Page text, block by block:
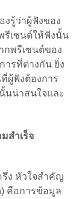
รู้ว่าผู้ฟังของ
เซนต์ให้ฟังนั้น
กพรีเซนต์ของ
รที่ต่างกัน ยิ่ง
ผู้ฟังต้องการ
นน่าสนใจและ
สำเร็จ
ง หัวใจสำคัญ
คือการข้อมูล